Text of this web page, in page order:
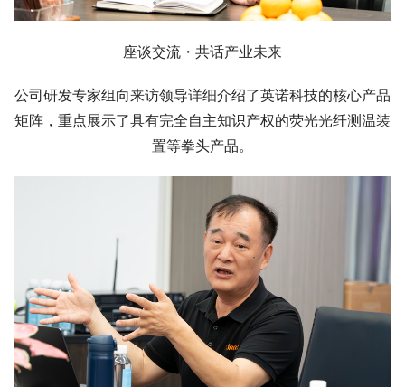
座谈交流・共话产业未来
公司研发专家组向来访领导详细介绍了英诺科技的核心产品
矩阵，重点展示了具有完全自主知识产权的荧光光纤测温装
置等拳头产品。